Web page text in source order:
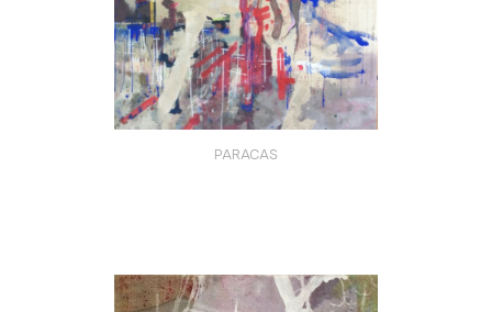
PARACAS